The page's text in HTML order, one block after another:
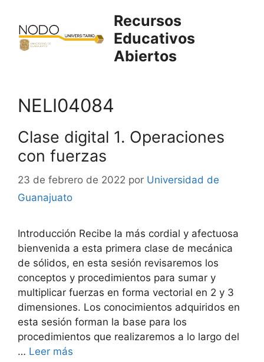
contenido
Recursos
Educativos
Abiertos
NELI04084
Clase digital 1. Operaciones
con fuerzas
23 de febrero de 2022 por Universidad de
Guanajuato
Introducción Recibe la más cordial y afectuosa
bienvenida a esta primera clase de mecánica
de sólidos, en esta sesión revisaremos los
conceptos y procedimientos para sumar y
multiplicar fuerzas en forma vectorial en 2 y 3
dimensiones. Los conocimientos adquiridos en
esta sesión forman la base para los
procedimientos que realizaremos a lo largo del
… Leer más